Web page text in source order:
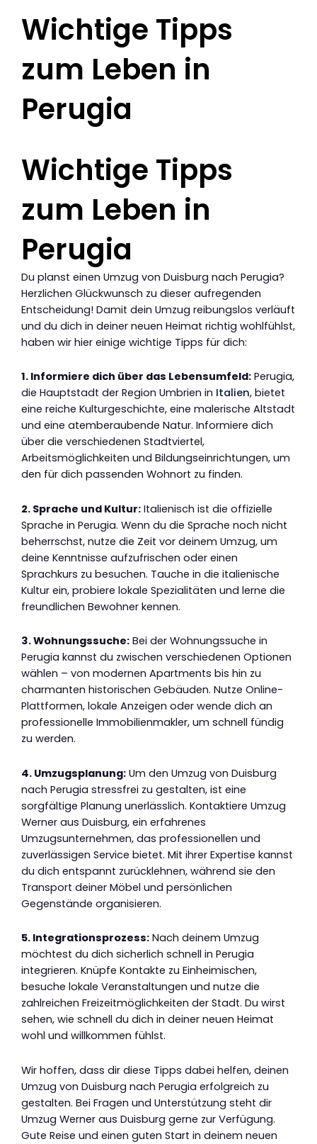
Wichtige Tipps
zum Leben in
Perugia
Wichtige Tipps
zum Leben in
Perugia
Du planst einen Umzug von Duisburg nach Perugia?
Herzlichen Glückwunsch zu dieser aufregenden
Entscheidung! Damit dein Umzug reibungslos verläuft
und du dich in deiner neuen Heimat richtig wohlfühlst,
haben wir hier einige wichtige Tipps für dich:
1. Informiere dich über das Lebensumfeld: Perugia,
die Hauptstadt der Region Umbrien in Italien, bietet
eine reiche Kulturgeschichte, eine malerische Altstadt
und eine atemberaubende Natur. Informiere dich
über die verschiedenen Stadtviertel,
Arbeitsmöglichkeiten und Bildungseinrichtungen, um
den für dich passenden Wohnort zu finden.
2. Sprache und Kultur: Italienisch ist die offizielle
Sprache in Perugia. Wenn du die Sprache noch nicht
beherrschst, nutze die Zeit vor deinem Umzug, um
deine Kenntnisse aufzufrischen oder einen
Sprachkurs zu besuchen. Tauche in die italienische
Kultur ein, probiere lokale Spezialitäten und lerne die
freundlichen Bewohner kennen.
3. Wohnungssuche: Bei der Wohnungssuche in
Perugia kannst du zwischen verschiedenen Optionen
wählen – von modernen Apartments bis hin zu
charmanten historischen Gebäuden. Nutze Online-
Plattformen, lokale Anzeigen oder wende dich an
professionelle Immobilienmakler, um schnell fündig
zu werden.
4. Umzugsplanung: Um den Umzug von Duisburg
nach Perugia stressfrei zu gestalten, ist eine
sorgfältige Planung unerlässlich. Kontaktiere Umzug
Werner aus Duisburg, ein erfahrenes
Umzugsunternehmen, das professionellen und
zuverlässigen Service bietet. Mit ihrer Expertise kannst
du dich entspannt zurücklehnen, während sie den
Transport deiner Möbel und persönlichen
Gegenstände organisieren.
5. Integrationsprozess: Nach deinem Umzug
möchtest du dich sicherlich schnell in Perugia
integrieren. Knüpfe Kontakte zu Einheimischen,
besuche lokale Veranstaltungen und nutze die
zahlreichen Freizeitmöglichkeiten der Stadt. Du wirst
sehen, wie schnell du dich in deiner neuen Heimat
wohl und willkommen fühlst.
Wir hoffen, dass dir diese Tipps dabei helfen, deinen
Umzug von Duisburg nach Perugia erfolgreich zu
gestalten. Bei Fragen und Unterstützung steht dir
Umzug Werner aus Duisburg gerne zur Verfügung.
Gute Reise und einen guten Start in deinem neuen